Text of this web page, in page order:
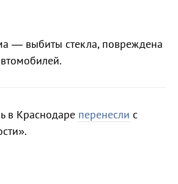
— выбиты стекла, повреждена
в Краснодаре перенесли с